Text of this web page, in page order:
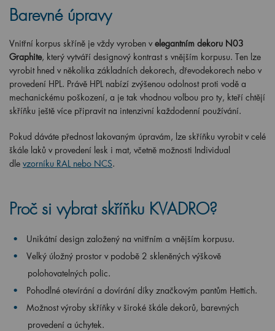
Barevné úpravy
Vnitřní korpus skříně je vždy vyroben velegantním dekoru N03
Graphite, který vytváří designový kontrast s vnějším korpusu. Ten lze
vyrobit hned v několika základních dekorech, dřevodekorech nebo v
provedení HPL. Právě HPL nabízí zvýšenou odolnost proti vodě a
mechanickému poškození, a je tak vhodnou volbou pro ty, kteří chtějí
skříňku ještě více připravit na intenzivní každodenní používání.
Pokud dáváte přednost lakovaným úpravám, lze skříňku vyrobit v celé
škále laků v provedení lesk i mat, včetně možnosti Individual
dle vzorníku RAL nebo NCS.
Proč si vybrat skříňku KVADRO?
Unikátní design založený na vnitřním a vnějším korpusu.
Velký úložný prostor v podobě 2 skleněných výškově
polohovatelných polic.
Pohodlné otevírání a dovírání díky značkovým pantům Hettich.
Možnost výroby skříňky v široké škále dekorů, barevných
provedení a úchytek.